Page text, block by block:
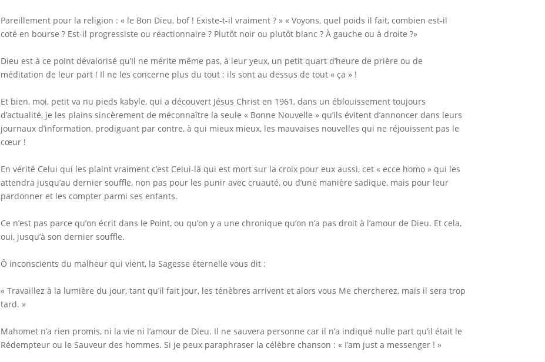
Pareillement pour la religion : « le Bon Dieu, bof ! Existe-t-il vraiment ? » « Voyons, quel poids il fait, combien est-il
coté en bourse ? Est-il progressiste ou réactionnaire ? Plutôt noir ou plutôt blanc ? À gauche ou à droite ?»
Dieu est à ce point dévalorisé qu’Il ne mérite même pas, à leur yeux, un petit quart d’heure de prière ou de
méditation de leur part ! Il ne les concerne plus du tout : ils sont au dessus de tout « ça » !
Et bien, moi, petit va nu pieds kabyle, qui a découvert Jésus Christ en 1961, dans un éblouissement toujours
d’actualité, je les plains sincèrement de méconnaître la seule « Bonne Nouvelle » qu’ils évitent d’annoncer dans leurs
journaux d’information, prodiguant par contre, à qui mieux mieux, les mauvaises nouvelles qui ne réjouissent pas le
cœur !
En vérité Celui qui les plaint vraiment c’est Celui-là qui est mort sur la croix pour eux aussi, cet « ecce homo » qui les
attendra jusqu’au dernier souffle, non pas pour les punir avec cruauté, ou d’une manière sadique, mais pour leur
pardonner et les compter parmi ses enfants.
Ce n’est pas parce qu’on écrit dans le Point, ou qu’on y a une chronique qu’on n’a pas droit à l’amour de Dieu. Et cela,
oui, jusqu’à son dernier souffle.
Ô inconscients du malheur qui vient, la Sagesse éternelle vous dit :
« Travaillez à la lumière du jour, tant qu’il fait jour, les ténèbres arrivent et alors vous Me chercherez, mais il sera trop
tard. »
Mahomet n’a rien promis, ni la vie ni l’amour de Dieu. Il ne sauvera personne car il n’a indiqué nulle part qu’il était le
Rédempteur ou le Sauveur des hommes. Si je peux paraphraser la célèbre chanson : « I’am just a messenger ! »